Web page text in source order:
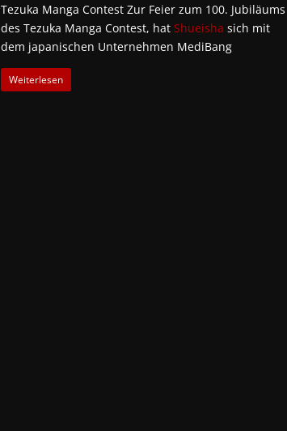
Tezuka Manga Contest Zur Feier zum 100. Jubiläums
des Tezuka Manga Contest, hatShueisha sich mit
dem japanischen Unternehmen MediBang
Weiterlesen